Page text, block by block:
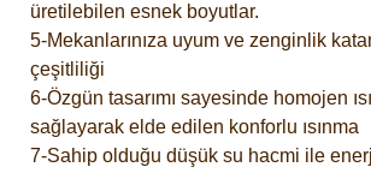
üretilebilen esnek boyutlar.
5-Mekanlarınıza uyum ve zenginlik
çeşitliliği
6-Özgün tasarımı sayesinde homojen ısı
sağlayarak elde edilen konforlu ısınma
7-Sahip olduğu düşük su hacmi ile